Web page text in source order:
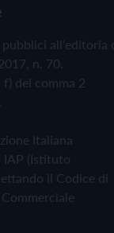
all'editoria
n. 70.
f) del comma 2
Italiana
IAP (Istituto
il Codice di